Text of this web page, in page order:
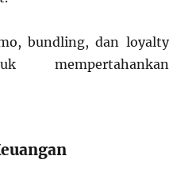
bundling, dan loyalty
mempertahankan